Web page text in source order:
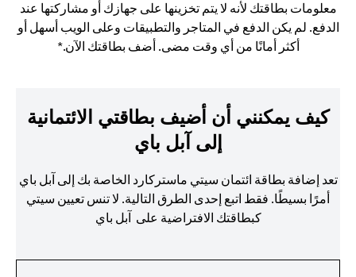
معلومات بطاقتك لأنه لا يتم تخزينها على جهازك أو مشاركتها عند
الدفع. لم يكن الدفع في المتاجر والتطبيقات وعلى الويب أسهل أو
أكثر أمانًا من أي وقت مضى. أضف بطاقتك الآن.*
كيف يمكنني أن أضيف بطاقتي الائتمانية
إلى آبل باي
تعد إضافة بطاقة ائتمان سيتي ماستركارد الخاصة بك إلى آبل باي
أمرًا بسيطًا. فقط اتبع إحدى الطرق التالية. لا تنس تعيين سيتي
كبطاقتك الافتراضية على آبل باي